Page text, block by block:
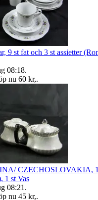
9 st fat och 3 st assietter
08:18.
nu 60 kr,.
CZECHOSLOVAKIA, 1
1 st Vas
08:21 .
nu 45 kr,.